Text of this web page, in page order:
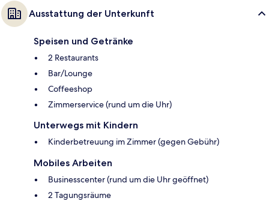
Ausstattung der Unterkunft
Speisen und Getränke
2 Restaurants
Bar/Lounge
Coffeeshop
Zimmerservice (rund um die Uhr)
Unterwegs mit Kindern
Kinderbetreuung im Zimmer (gegen Gebühr)
Mobiles Arbeiten
Businesscenter (rund um die Uhr geöffnet)
2 Tagungsräume